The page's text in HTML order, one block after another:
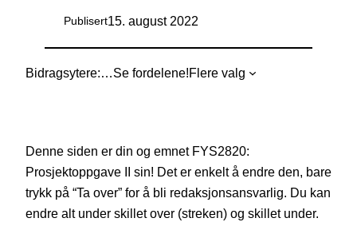
Publisert15. august 2022
Bidragsytere: Se fordelene!Flere valg
Denne siden er din og emnet FYS2820:
Prosjektoppgave II sin! Det er enkelt å endre den, bare
trykk på “Ta over” for å bli redaksjonsansvarlig. Du kan
endre alt under skillet over (streken) og skillet under.